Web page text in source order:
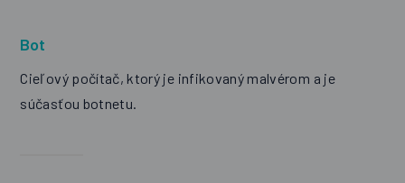
Bot
Cieľový počítač, ktorý je infikovaný malvérom a je
súčasťou botnetu.